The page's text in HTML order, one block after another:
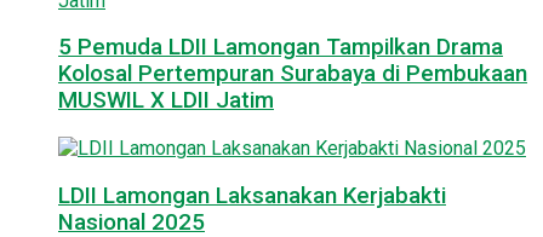
5 Pemuda LDII Lamongan Tampilkan Drama
Kolosal Pertempuran Surabaya di Pembukaan
MUSWIL X LDII Jatim
LDII Lamongan Laksanakan Kerjabakti
Nasional 2025